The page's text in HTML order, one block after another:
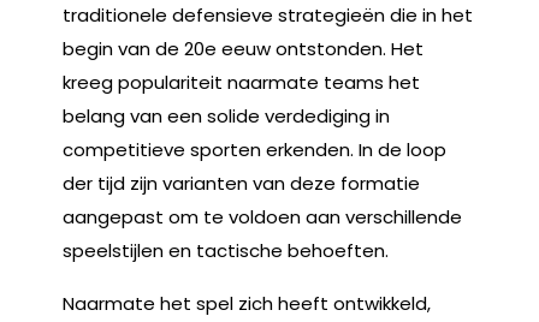
traditionele defensieve strategieën die in het
begin van de 20e eeuw ontstonden. Het
kreeg populariteit naarmate teams het
belang van een solide verdediging in
competitieve sporten erkenden. In de loop
der tijd zijn varianten van deze formatie
aangepast om te voldoen aan verschillende
speelstijlen en tactische behoeften.
Naarmate het spel zich heeft ontwikkeld,